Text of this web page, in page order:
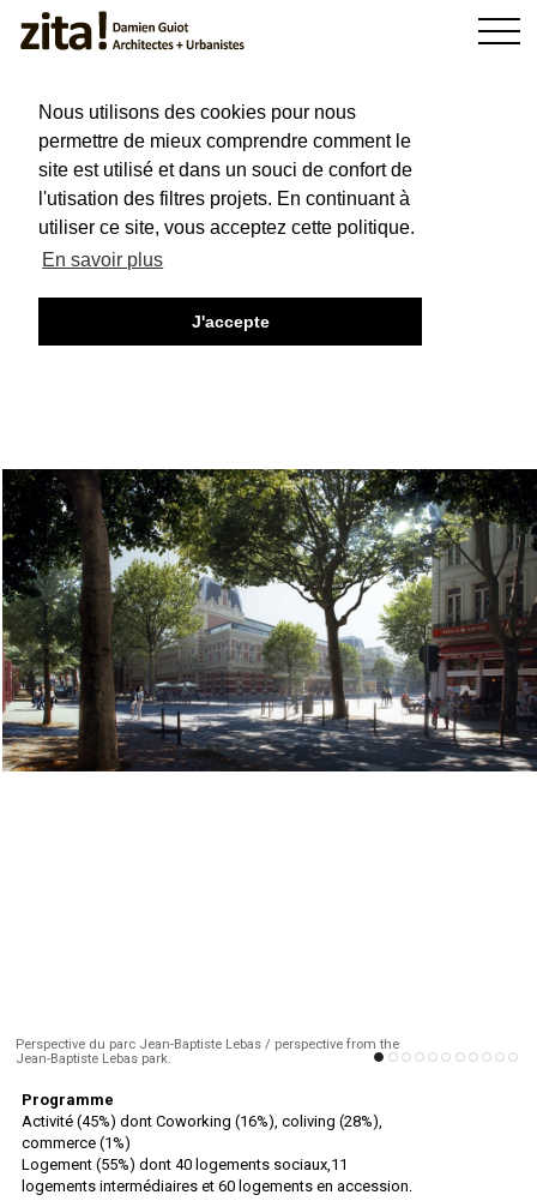
Nous utilisons des cookies pour nous
permettre de mieux comprendre comment le
site est utilisé et dans un souci de confort de
l'utisation des filtres projets. En continuant à
utiliser ce site, vous acceptez cette politique.
En savoir plus
J'accepte
Perspective du parc Jean-Baptiste Lebas / perspective from the
Jean-Baptiste Lebas park.
Programme
Activité (45%) dont Coworking (16%), coliving (28%),
commerce (1%)
Logement (55%) dont 40 logements sociaux,11
logements intermédiaires et 60 logements en accession.